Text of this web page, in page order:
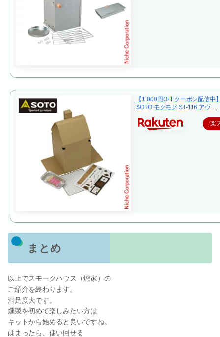
【1,000円OFFクーポン配信中
SOTO モクモグ ST-116 アウ…
楽
まとめ
以上でスモークハウス（燻家）の
ご紹介を終わります。
満足度大です。
燻製を初めて楽しみたい方は
キットから始めると良いですね。
はまったら、使い回せる